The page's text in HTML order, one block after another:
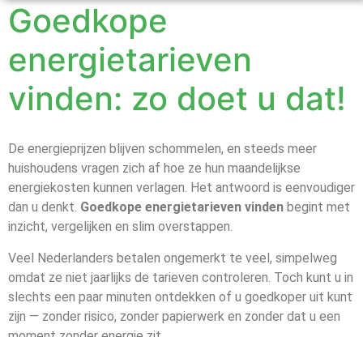
Goedkope
energietarieven
vinden: zo doet u dat!
De energieprijzen blijven schommelen, en steeds meer
huishoudens vragen zich af hoe ze hun maandelijkse
energiekosten kunnen verlagen. Het antwoord is eenvoudiger
dan u denkt. Goedkope energietarieven vinden begint met
inzicht, vergelijken en slim overstappen.
Veel Nederlanders betalen ongemerkt te veel, simpelweg
omdat ze niet jaarlijks de tarieven controleren. Toch kunt u in
slechts een paar minuten ontdekken of u goedkoper uit kunt
zijn — zonder risico, zonder papierwerk en zonder dat u een